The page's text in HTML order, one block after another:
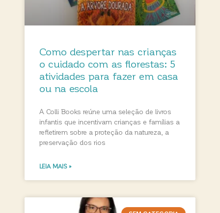
Como despertar nas crianças
o cuidado com as florestas: 5
atividades para fazer em casa
ou na escola
A Colli Books reúne uma seleção de livros
infantis que incentivam crianças e famílias a
refletirem sobre a proteção da natureza, a
preservação dos rios
LEIA MAIS »